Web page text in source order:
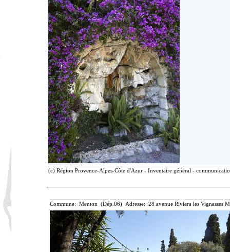
(c) Région Provence-Alpes-Côte d'Azur - Inventaire général -
Commune: Menton (Dép.06) Adresse: 28 avenue Riviera les Vignasses